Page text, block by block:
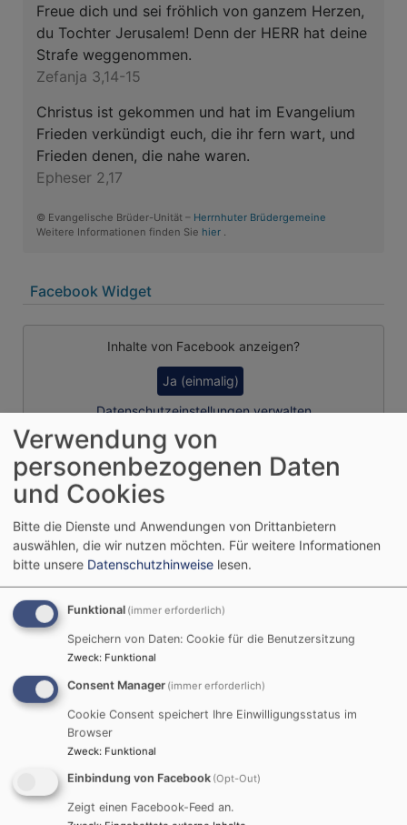
Freue dich und sei fröhlich von ganzem Herzen,
du Tochter Jerusalem! Denn der HERR hat deine
Strafe weggenommen.
Zefanja 3,14-15
Christus ist gekommen und hat im Evangelium
Frieden verkündigt euch, die ihr fern wart, und
Frieden denen, die nahe waren.
Epheser 2,17
© Evangelische Brüder-Unität – Herrnhuter Brüdergemeine
Weitere Informationen finden Sie hier .
Facebook Widget
Inhalte von Facebook anzeigen?
Ja (einmalig)
Datenschutzeinstellungen verwalten
Aktuelles
Verwendung von
personenbezogenen Daten
und Cookies
Bitte die Dienste und Anwendungen von Drittanbietern
auswählen, die wir nutzen möchten. Für weitere Informationen
bitte unsere Datenschutzhinweise lesen.
Funktional (immer erforderlich)
Speichern von Daten: Cookie für die Benutzersitzung
Zweck: Funktional
Consent Manager (immer erforderlich)
Cookie Consent speichert Ihre Einwilligungsstatus im
Browser
Zweck: Funktional
Einbindung von Facebook (Opt-Out)
Zeigt einen Facebook-Feed an.